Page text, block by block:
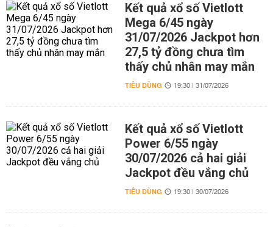
Kết quả xổ số Vietlott
Mega 6/45 ngày
31/07/2026 Jackpot hơn
27,5 tỷ đồng chưa tìm
thấy chủ nhân may mắn
TIÊU DÙNG 19:30 | 31/07/2026
Kết quả xổ số Vietlott
Power 6/55 ngày
30/07/2026 cả hai giải
Jackpot đều vắng chủ
TIÊU DÙNG 19:30 | 30/07/2026